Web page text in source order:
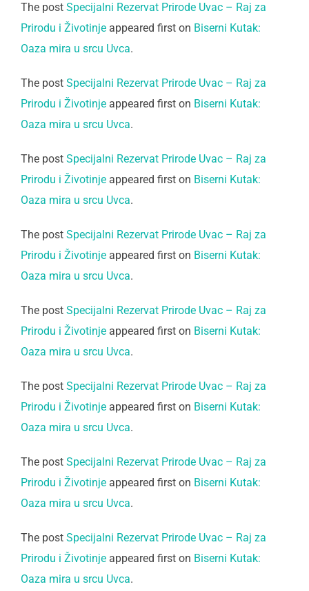
The post Specijalni Rezervat Prirode Uvac – Raj za
Prirodu i Životinje appeared first on Biserni Kutak:
Oaza mira u srcu Uvca.
The post Specijalni Rezervat Prirode Uvac – Raj za
Prirodu i Životinje appeared first on Biserni Kutak:
Oaza mira u srcu Uvca.
The post Specijalni Rezervat Prirode Uvac – Raj za
Prirodu i Životinje appeared first on Biserni Kutak:
Oaza mira u srcu Uvca.
The post Specijalni Rezervat Prirode Uvac – Raj za
Prirodu i Životinje appeared first on Biserni Kutak:
Oaza mira u srcu Uvca.
The post Specijalni Rezervat Prirode Uvac – Raj za
Prirodu i Životinje appeared first on Biserni Kutak:
Oaza mira u srcu Uvca.
The post Specijalni Rezervat Prirode Uvac – Raj za
Prirodu i Životinje appeared first on Biserni Kutak:
Oaza mira u srcu Uvca.
The post Specijalni Rezervat Prirode Uvac – Raj za
Prirodu i Životinje appeared first on Biserni Kutak:
Oaza mira u srcu Uvca.
The post Specijalni Rezervat Prirode Uvac – Raj za
Prirodu i Životinje appeared first on Biserni Kutak:
Oaza mira u srcu Uvca.